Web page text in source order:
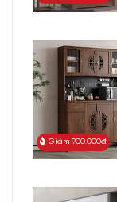
Giảm 900.000đ